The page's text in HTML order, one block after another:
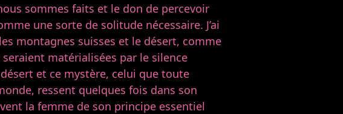
sommes faits et le don de percevoir
une sorte de solitude nécessaire. J’ai
montagnes suisses et le désert, comme
matérialisées par le silence
et ce mystère, celui que toute
ressent quelques fois dans son
la femme de son principe essentiel